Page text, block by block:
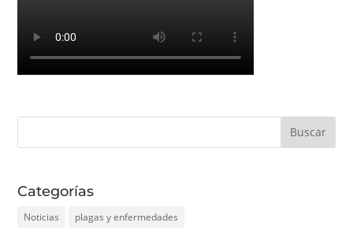
Categorías
Noticias plagas y enfermedades